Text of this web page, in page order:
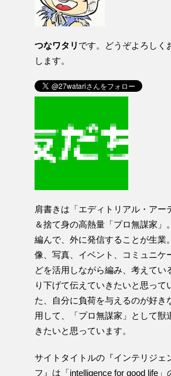
つなワタリ です。どうぞよろしく
します。
肩書きは「エディトリアル・アー
＆捨て身の高熱量「プロ無謀家」
編んで、外に発信することが生業
像、写真、イベント、コミュニケ
どを活用しながら編み、考えてい
り下げて伝えていきたいと思って
た、自分に負荷を与えるのが好き
用して、「プロ無謀家」として獣
きたいと思っています。
サイトタイトルの『インテリジェ
フ』は「intelligence for good life」